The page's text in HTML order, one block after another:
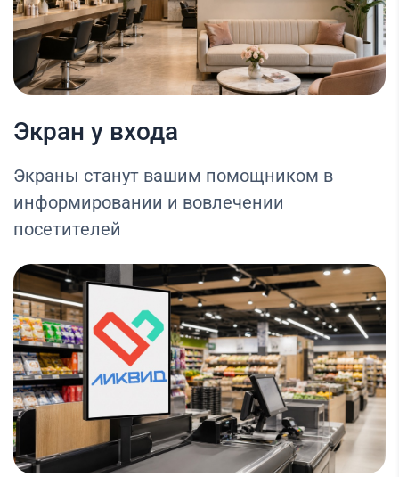
Экран у входа
Экраны станут вашим помощником в
информировании и вовлечении
посетителей